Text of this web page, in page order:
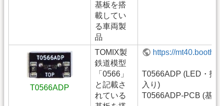
基板を搭
載してい
る車両製
品
T0566ADP
TOMIX製
鉄道模型
「0566」
と記載さ
れている
https://
T0566ADP (LED・抵
入り)
T0566ADP-PCB (基